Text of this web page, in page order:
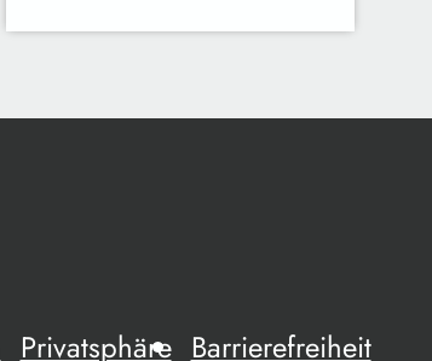
Privatsphäre Barrierefreiheit